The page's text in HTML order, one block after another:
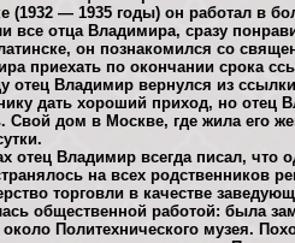
(1932 — 1935 годы) он работал в
все отца Владимира, сразу
он познакомился со
приехать по окончании срока
отец Владимир вернулся из
дать хороший приход, но отец
Свой дом в Москве, где жила его
отец Владимир всегда писал,
на всех родственников
торговли в качестве
общественной работой: была
около Политехнического музея.